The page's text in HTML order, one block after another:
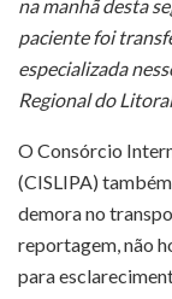
na manhã desta
paciente foi
especializada
Regional do
O Consórcio
(CISLIPA)
demora no
reportagem, não
para